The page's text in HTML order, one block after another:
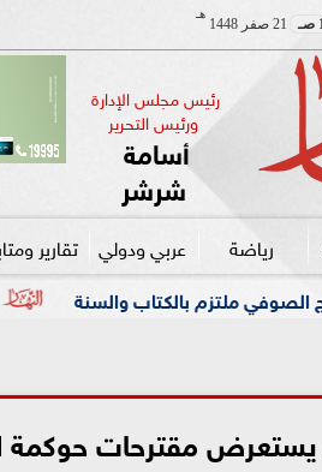
21 صفر 1448
هـ
رئيس مجلس الإدارة
ورئيس التحرير
أسامة
شرشر
رياضة عربي ودولي تقارير
مصطفي كامل يعلن والسنة
يستعرض مقترحات حوكمة